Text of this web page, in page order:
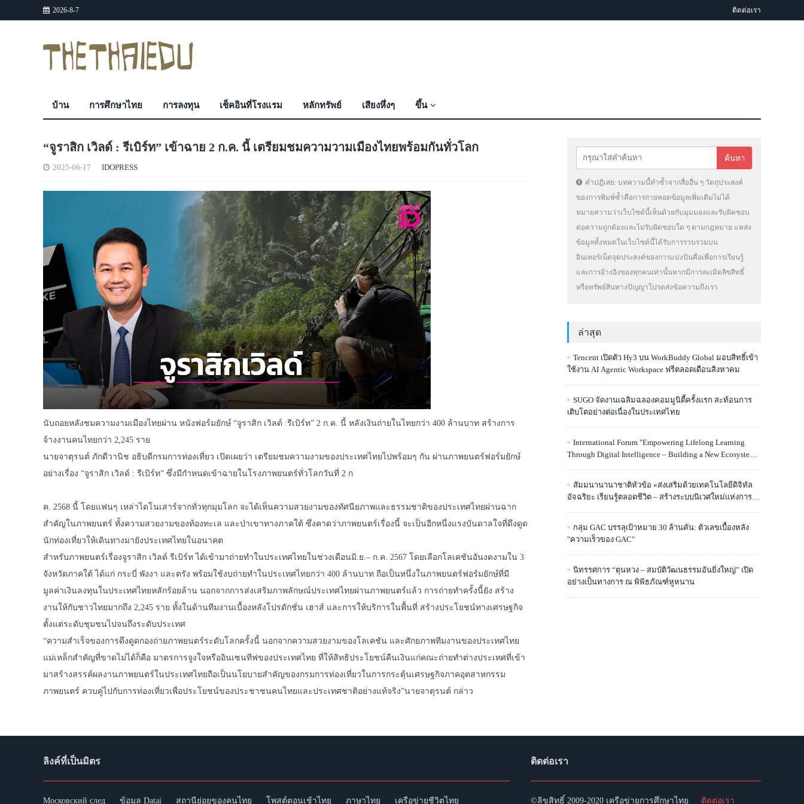
2026-8-7 ติดต่อเรา
บ้าน การศึกษาไทย การลงทุน เช็คอินที่โรงแรม หลักทรัพย์ เสียงหึ่งๆ ขึ้น
“จูราสิก เวิลด์ : รีเบิร์ท” เข้าฉาย 2 ก.ค. นี้ เตรียมชมความวามเมืองไทยพร้อมกันทั่วโลก
2025-06-17 IDOPRESS
นับถอยหลังชมความงามเมืองไทยผ่าน หนังฟอร์มยักษ์ “จูราสิก เวิลด์ :รีเบิร์ท” 2 ก.ค. นี้ หลังเงินถ่ายในไทยกว่า 400 ล้านบาท สร้างการ
จ้างงานคนไทยกว่า 2,245 ราย
นายจาตุรนต์ ภักดีวานิช อธิบดีกรมการท่องเที่ยว เปิดเผยว่า เตรียมชมความงามของประเทศไทยไปพร้อมๆ กัน ผ่านภาพยนตร์ฟอร์มยักษ์
อย่างเรื่อง “จูราสิก เวิลด์ : รีเบิร์ท” ซึ่งมีกำหนดเข้าฉายในโรงภาพยนตร์ทั่วโลกวันที่ 2 ก
ค. 2568 นี้ โดยแฟนๆ เหล่าไดโนเสาร์จากทั่วทุกมุมโลก จะได้เห็นความสวยงามของทัศนียภาพและธรรมชาติของประเทศไทยผ่านฉาก
สำคัญในภาพยนตร์ ทั้งความสวยงามของท้องทะเล และป่าเขาทางภาคใต้ ซึ่งคาดว่าภาพยนตร์เรื่องนี้ จะเป็นอีกหนึ่งแรงบันดาลใจที่ดึงดูด
นักท่องเที่ยวให้เดินทางมายังประเทศไทยในอนาคต
สำหรับภาพยนตร์เรื่องจูราสิก เวิลด์ รีเบิร์ท ได้เข้ามาถ่ายทำในประเทศไทยในช่วงเดือนมิ.ย.– ก.ค. 2567 โดยเลือกโลเคชันอันงดงามใน 3
จังหวัดภาคใต้ ได้แก่ กระบี่ พังงา และตรัง พร้อมใช้งบถ่ายทำในประเทศไทยกว่า 400 ล้านบาท ถือเป็นหนึ่งในภาพยนตร์ฟอร์มยักษ์ที่มี
มูลค่าเงินลงทุนในประเทศไทยหลักร้อยล้าน นอกจากการส่งเสริมภาพลักษณ์ประเทศไทยผ่านภาพยนตร์แล้ว การถ่ายทำครั้งนี้ยัง สร้าง
งานให้กับชาวไทยมากถึง 2,245 ราย ทั้งในด้านทีมงานเบื้องหลังโปรดักชั่น เฮาส์ และการให้บริการในพื้นที่ สร้างประโยชน์ทางเศรษฐกิจ
ตั้งแต่ระดับชุมชนไปจนถึงระดับประเทศ
“ความสำเร็จของการดึงดูดกองถ่ายภาพยนตร์ระดับโลกครั้งนี้ นอกจากความสวยงามของโลเคชัน และศักยภาพทีมงานของประเทศไทย
แม่เหล็กสำคัญที่ขาดไม่ได้ก็คือ มาตรการจูงใจหรืออินเซนทีฟของประเทศไทย ที่ให้สิทธิประโยชน์คืนเงินแก่คณะถ่ายทำต่างประเทศที่เข้า
มาสร้างสรรค์ผลงานภาพยนตร์ในประเทศไทยถือเป็นนโยบายสำคัญของกรมการท่องเที่ยวในการกระตุ้นเศรษฐกิจภาคอุตสาหกรรม
ภาพยนตร์ ควบคู่ไปกับการท่องเที่ยวเพื่อประโยชน์ของประชาชนคนไทยและประเทศชาติอย่างแท้จริง”นายจาตุรนต์ กล่าว
คำปฏิเสธ: บทความนี้ทำซ้ำจากสื่ออื่น ๆ วัตถุประสงค์
ของการพิมพ์ซ้ำคือการถ่ายทอดข้อมูลเพิ่มเติมไม่ได้
หมายความว่าเว็บไซต์นี้เห็นด้วยกับมุมมองและรับผิดชอบ
ต่อความถูกต้องและไม่รับผิดชอบใด ๆ ตามกฎหมาย แหล่ง
ข้อมูลทั้งหมดในเว็บไซต์นี้ได้รับการรวบรวมบน
อินเทอร์เน็ตจุดประสงค์ของการแบ่งปันคือเพื่อการเรียนรู้
และการอ้างอิงของทุกคนเท่านั้นหากมีการละเมิดลิขสิทธิ์
หรือทรัพย์สินทางปัญญาโปรดส่งข้อความถึงเรา
ล่าสุด
Tencent เปิดตัว Hy3 บน WorkBuddy Global มอบสิทธิ์เข้า
ใช้งาน AI Agentic Workspace ฟรีตลอดเดือนสิงหาคม
SUGO จัดงานเฉลิมฉลองคอมมูนิตี้ครั้งแรก สะท้อนการ
เติบโตอย่างต่อเนื่องในประเทศไทย
International Forum "Empowering Lifelong Learning
Through Digital Intelligence – Building a New Ecosystem
สัมมนานานาชาติหัวข้อ «ส่งเสริมด้วยเทคโนโลยีดิจิทัล
อัจฉริยะ เรียนรู้ตลอดชีวิต – สร้างระบบนิเวศใหม่แห่งการ
กลุ่ม GAC บรรลุเป้าหมาย 30 ล้านคัน: ตัวเลขเบื้องหลัง
"ความเร็วของ GAC"
นิทรรศการ “ตุนหวง – สมบัติวัฒนธรรมอันยิ่งใหญ่” เปิด
อย่างเป็นทางการ ณ พิพิธภัณฑ์หูหนาน
ลิงค์ที่เป็นมิตร
Московский след ข้อมูล Datai สถานีย่อยของคนไทย โพสต์ตอนเช้าไทย ภาษาไทย เครือข่ายชีวิตไทย
ติดต่อเรา
©ลิขสิทธิ์ 2009-2020 เครือข่ายการศึกษาไทย ติดต่อเรา